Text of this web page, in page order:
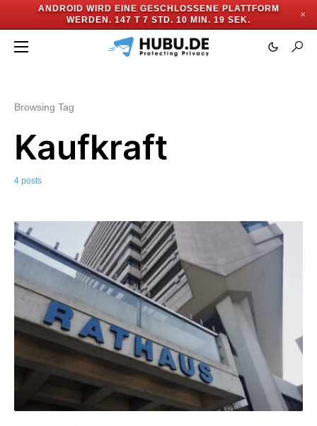
ANDROID WIRD EINE GESCHLOSSENE PLATTFORM
WERDEN. 147 T 7 STD. 10 MIN. 18 SEK.
✕
Browsing Tag
Kaufkraft
4 posts